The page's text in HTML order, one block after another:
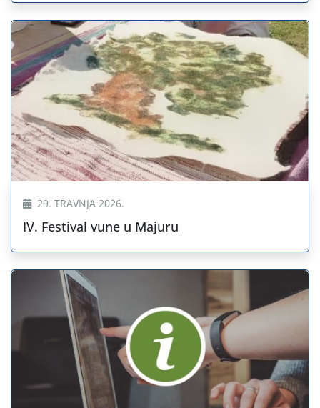
29. TRAVNJA 2026.
IV. Festival vune u Majuru